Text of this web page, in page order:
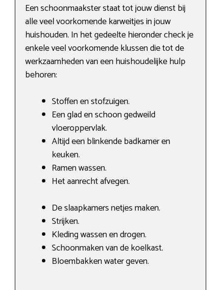
Een schoonmaakster staat tot jouw dienst bij
alle veel voorkomende karweitjes in jouw
huishouden. In het gedeelte hieronder check je
enkele veel voorkomende klussen die tot de
werkzaamheden van een huishoudelijke hulp
behoren:
Stoffen en stofzuigen.
Een glad en schoon gedweild
vloeroppervlak.
Altijd een blinkende badkamer en
keuken.
Ramen wassen.
Het aanrecht afvegen.
De slaapkamers netjes maken.
Strijken.
Kleding wassen en drogen.
Schoonmaken van de koelkast.
Bloembakken water geven.